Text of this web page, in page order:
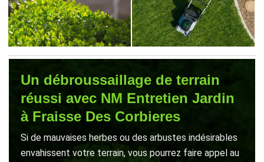
Un débroussaillage de terrain
réussi avec NM Entretien Jardin
à Fraisse Des Corbieres
Si de mauvaises herbes ou des arbustes indésirables
envahissent votre terrain, vous pourrez faire appel au